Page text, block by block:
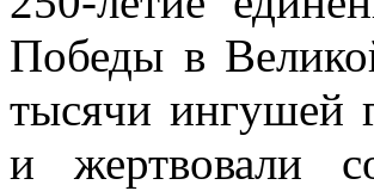
Победы в
тысячи ингушей
и жертвовали